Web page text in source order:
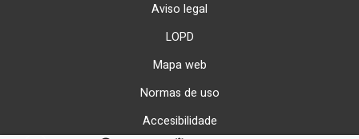
Aviso legal
LOPD
Mapa web
Normas de uso
Accesibilidade